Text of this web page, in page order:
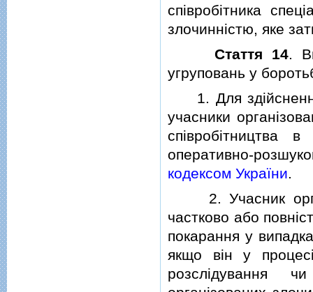
спiвробiтника
злочиннiстю, яке
Стаття 14.
угруповань у
1. Для здiйснення
учасники
спiвробiтництва
оперативно-
кодексом України.
2. Учасник
частково або
покарання у
якщо вiн у процесi
розслiдування